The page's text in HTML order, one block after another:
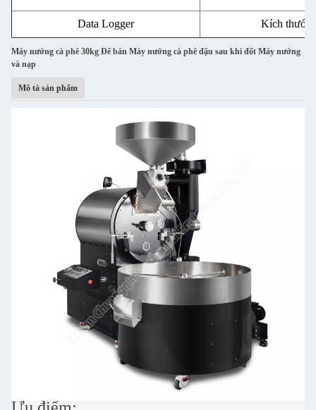
Data Logger Kích thước
Máy nướng cà phê 30kg Để bán Máy nướng cà phê đậu sau khi đốt Máy nướng
và nạp
Mô tả sản phẩm